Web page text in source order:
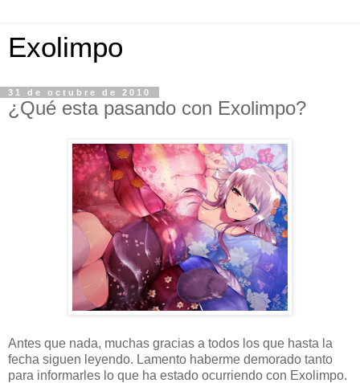
Exolimpo
31 de octubre de 2010
¿Qué esta pasando con Exolimpo?
Antes que nada, muchas gracias a todos los que hasta la
fecha siguen leyendo. Lamento haberme demorado tanto
para informarles lo que ha estado ocurriendo con Exolimpo.